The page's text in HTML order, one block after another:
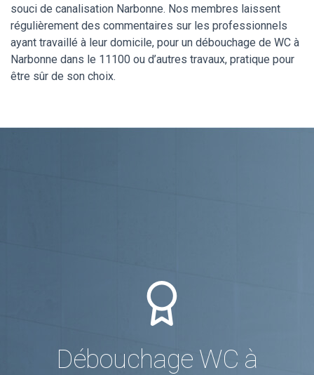
souci de canalisation Narbonne. Nos membres laissent
régulièrement des commentaires sur les professionnels
ayant travaillé à leur domicile, pour un débouchage de WC à
Narbonne dans le 11100 ou d’autres travaux, pratique pour
être sûr de son choix.
Débouchage WC à